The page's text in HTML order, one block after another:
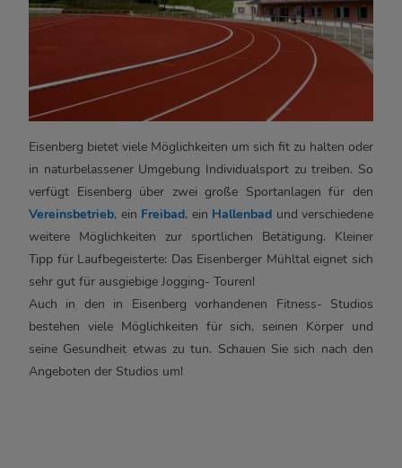
Eisenberg bietet viele Möglichkeiten um sich fit zu halten oder
in naturbelassener Umgebung Individualsport zu treiben. So
verfügt Eisenberg über zwei große Sportanlagen für den
Vereinsbetrieb, ein Freibad, ein Hallenbad und verschiedene
weitere Möglichkeiten zur sportlichen Betätigung. Kleiner
Tipp für Laufbegeisterte: Das Eisenberger Mühltal eignet sich
sehr gut für ausgiebige Jogging- Touren!
Auch in den in Eisenberg vorhandenen Fitness- Studios
bestehen viele Möglichkeiten für sich, seinen Körper und
seine Gesundheit etwas zu tun. Schauen Sie sich nach den
Angeboten der Studios um!